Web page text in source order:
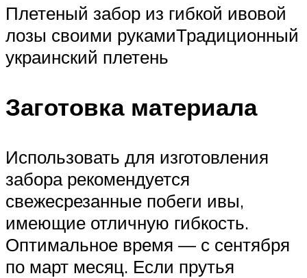
Плетеный забор из гибкой ивовой
лозы своими рукамиТрадиционный
украинский плетень
Заготовка материала
Использовать для изготовления
забора рекомендуется
свежесрезанные побеги ивы,
имеющие отличную гибкость.
Оптимальное время — с сентября
по март месяц. Если прутья